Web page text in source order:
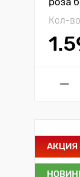
Кол-
АКЦИЯ